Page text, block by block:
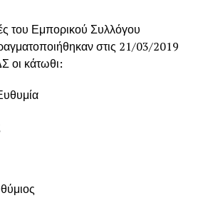
του Εμπορικού Συλλόγου
στις 21/03/2019
οι κάτωθι: